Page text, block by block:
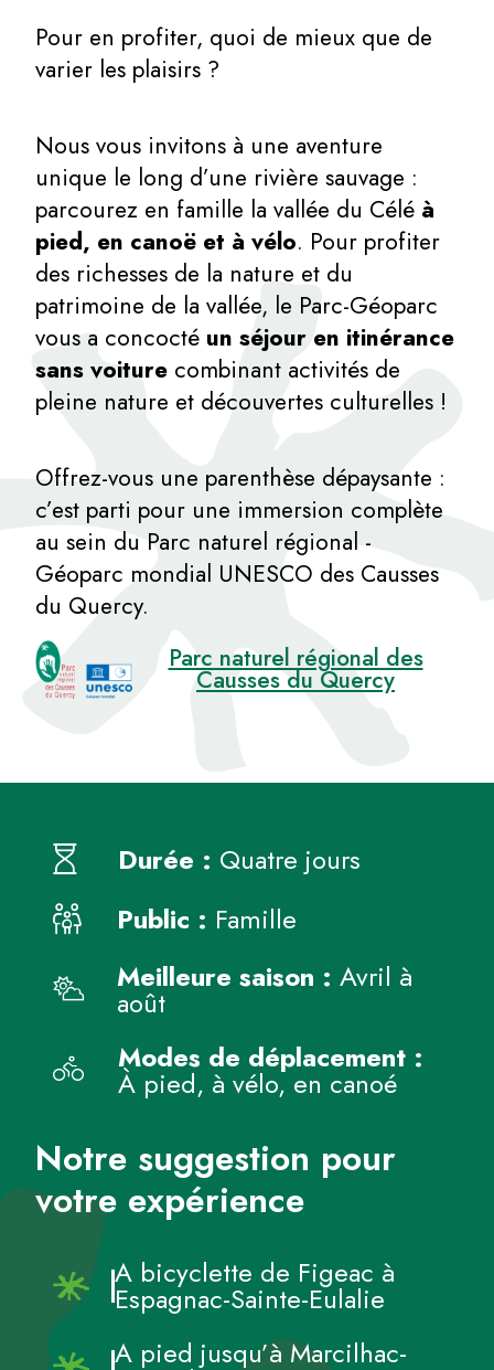
Pour en profiter, quoi de mieux que de
varier les plaisirs ?
Nous vous invitons à une aventure
unique le long d’une rivière sauvage :
parcourez en famille la vallée du Célé à
pied, en canoë et à vélo. Pour profiter
des richesses de la nature et du
patrimoine de la vallée, le Parc-Géoparc
vous a concocté un séjour en itinérance
sans voiture combinant activités de
pleine nature et découvertes culturelles !
Offrez-vous une parenthèse dépaysante :
c’est parti pour une immersion complète
au sein du Parc naturel régional -
Géoparc mondial UNESCO des Causses
du Quercy.
Parc naturel régional des
Causses du Quercy
Durée : Quatre jours
Public : Famille
Meilleure saison : Avril à
août
Modes de déplacement :
À pied, à vélo, en canoé
Notre suggestion pour
votre expérience
A bicyclette de Figeac à
Espagnac-Sainte-Eulalie
A pied jusqu’à Marcilhac-